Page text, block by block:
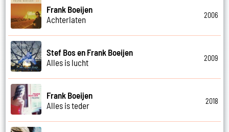
Frank Boeijen
Achterlaten
2006
Stef Bos en Frank Boeijen
Alles is lucht
2009
Frank Boeijen
Alles is teder
2018